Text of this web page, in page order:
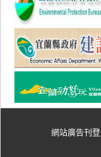
網站廣告刊登